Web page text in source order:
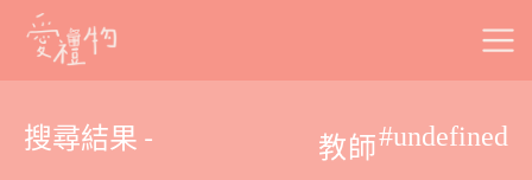
Skip
搜尋結果 - #undefined
教師